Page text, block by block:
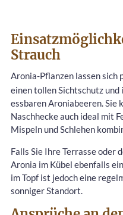
Strauch
Aronia-Pflanzen lassen sich
einen tollen Sichtschutz
essbaren Aroniabeeren. Sie
Naschhecke auch ideal mit
Mispeln und Schlehen
Falls Sie Ihre Terrasse oder
Aronia im Kübel ebenfalls
im Topf ist jedoch eine
sonniger Standort.